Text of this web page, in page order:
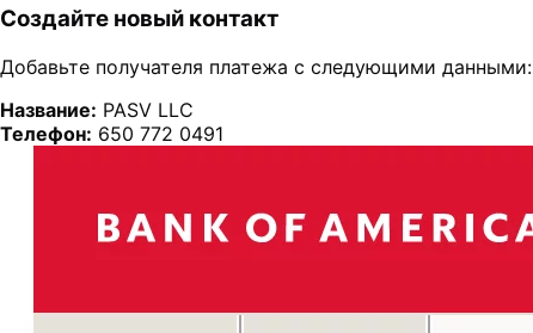
Создайте новый контакт
Добавьте получателя платежа с следующими данными:
Название: PASV LLC
Телефон: 650 772 0491